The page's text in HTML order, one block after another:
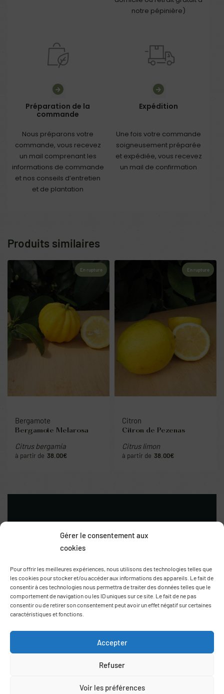
Gérer le consentement aux
cookies
Pour offrir les meilleures expériences, nous utilisons des technologies telles que
les cookies pour stocker et/ou accéder aux informations des appareils. Le fait de
consentir à ces technologies nous permettra de traiter des données telles que le
comportement de navigation ou les ID uniques sur ce site. Le fait de ne pas
consentir ou de retirer son consentement peut avoir un effet négatif sur certaines
caractéristiques et fonctions.
Accepter
Refuser
Voir les préférences
notre pépinière)
Préparation de la
commande
Nous préparons votre
commande, vous recevez
un mail comprenant les
informations de commande
et nos conseils d’entretien
et de plantation
Expédition
Une fois votre commande
soigneusement préparée
et expédiée, vous recevez
un mail de confirmation
Produits similaires
En rupture
Bergamote
Bergamote Melarosa
Citrus bergamia
38.00€
En rupture
Citron
Citron de Pezenas
Citrus limon
38.00€
Route de Thuir
66170 Saint Feliu d’Avall